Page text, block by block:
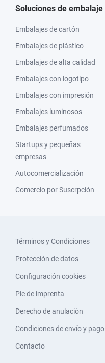
Soluciones de embalaje
Embalajes de cartón
Embalajes de plástico
Embalajes de alta calidad
Embalajes con logotipo
Embalajes con impresión
Embalajes luminosos
Embalajes perfumados
Startups y pequeñas
empresas
Autocomercialización
Comercio por Suscrpción
Términos y Condiciones
Protección de datos
Configuración cookies
Pie de imprenta
Derecho de anulación
Condiciones de envío y pago
Contacto